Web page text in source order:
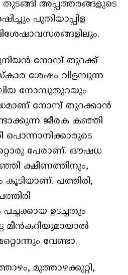
തുടങ്ങി അപ്പത്തരങ്ങളുടെ
പുതിയാപ്പിള
നോമ്പ് തുറക്ക്
ശേഷം വിളമ്പുന്ന
നോമ്പുതുറയും
നോമ്പ് തുറക്കാന്‍
ജീരക കഞ്ഞി
പേരാണ്. ഔഷധ
ക്ഷീണത്തിനും,
പത്തിരി,
ഉടച്ചതും
മീന്‍കറിയുമായാൽ
വേണ്ടാ.
മുത്താഴക്കുറ്റി,